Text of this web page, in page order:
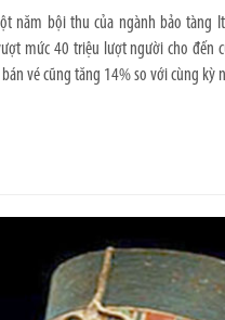
năm bội thu của ngành bảo tàng
mức 40 triệu lượt người cho đến
vé cũng tăng 14% so với cùng kỳ